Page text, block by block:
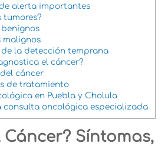
alerta importantes
tumores?
benignos
malignos
la detección temprana
el cáncer?
cáncer
de tratamiento
en Puebla y Cholula
consulta oncológica especializada
Cáncer? Síntomas,